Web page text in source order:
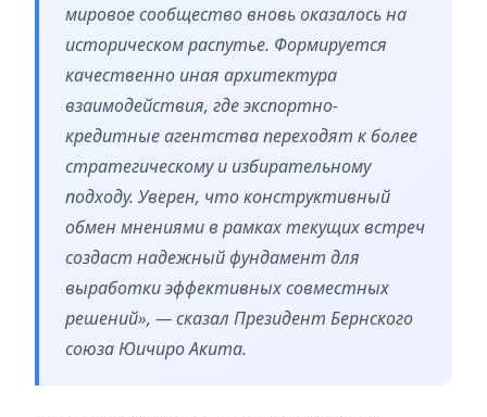
мировое сообщество вновь оказалось на
историческом распутье. Формируется
качественно иная архитектура
взаимодействия, где экспортно-
кредитные агентства переходят к более
стратегическому и избирательному
подходу. Уверен, что конструктивный
обмен мнениями в рамках текущих встреч
создаст надежный фундамент для
выработки эффективных совместных
решений», — сказал Президент Бернского
союза Юичиро Акита.